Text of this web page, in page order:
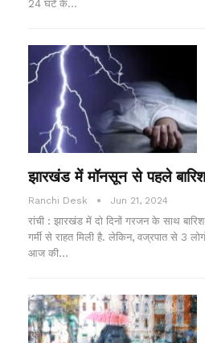
24 घंटे के…
झारखंड में मॉनसून से पहले
Ranchi Desk Jun 21, 2024
रांची : झारखंड में दो दिनों गरजन के साथ
गर्मी से राहत मिली है. लेकिन, वज्रपात से 3
आज की…